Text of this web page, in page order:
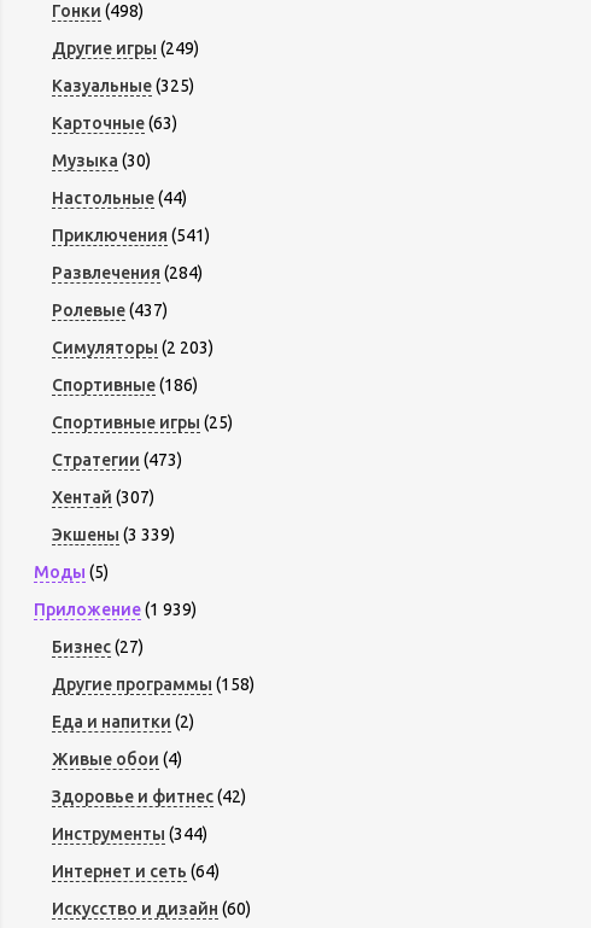
Гонки (498)
Другие игры (249)
Казуальные(325)
Карточные(63)
Музыка (30)
Настольные(44)
Приключения (541)
Развлечения (284)
Ролевые(437)
Симуляторы (2 203)
Спортивные(186)
Спортивные игры (25)
Стратегии (473)
Хентай (307)
Экшены (3 339)
Моды (5)
Приложение(1 939)
Бизнес(27)
Другие программы (158)
Еда и напитки (2)
Живые обои (4)
Здоровье и фитнес(42)
Инструменты (344)
Интернет и сеть (64)
Искусство и дизайн (60)